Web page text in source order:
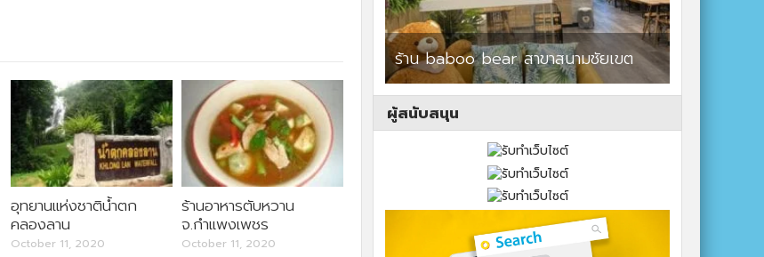
อุทยานแห่งชาติน้ำตก
คลองลาน
October 11, 2020
ร้านอาหารตับหวาน
จ.กำแพงเพชร
October 11, 2020
ร้าน baboo bear สาขาสนามชัยเขต
ผู้สนับสนุน